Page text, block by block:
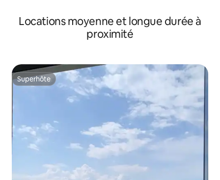
Locations moyenne et longue durée à
proximité
Superhôte
Superhôte